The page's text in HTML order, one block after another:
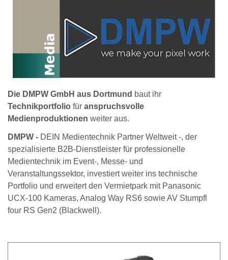
Die DMPW GmbH aus Dortmund baut ihr
Technikportfolio für anspruchsvolle
Medienproduktionen weiter aus.
DMPW - DEIN Medientechnik Partner Weltweit -, der
spezialisierte B2B-Dienstleister für professionelle
Medientechnik im Event-, Messe- und
Veranstaltungssektor, investiert weiter ins technische
Portfolio und erweitert den Vermietpark mit Panasonic
UCX-100 Kameras, Analog Way RS6 sowie AV Stumpfl
four RS Gen2 (Blackwell).